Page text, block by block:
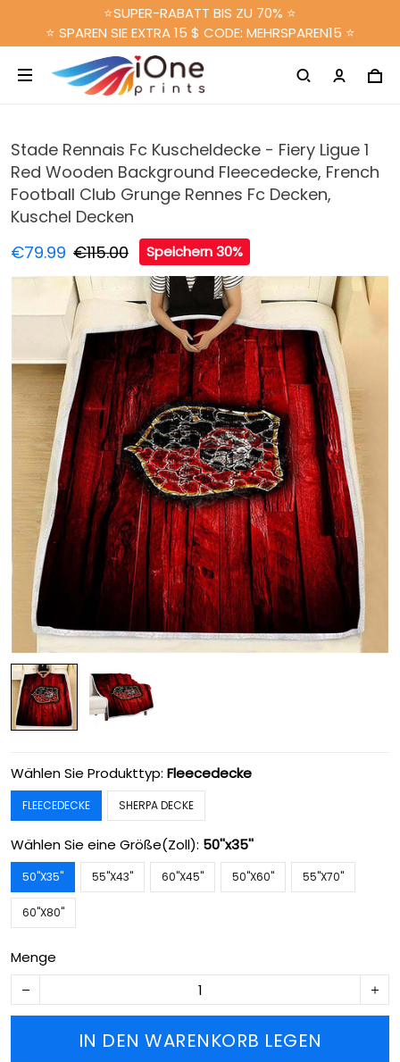
⭐SUPER-RABATT BIS ZU 70% ⭐
⭐ SPAREN SIE EXTRA 15 $ CODE: MEHRSPAREN15 ⭐
Stade Rennais Fc Kuscheldecke - Fiery Ligue 1
Red Wooden Background Fleecedecke, French
Football Club Grunge Rennes Fc Decken,
Kuschel Decken
€79.99 €115.00 Speichern 30%
Wählen Sie Produkttyp: Fleecedecke
FLEECEDECKE SHERPA DECKE
Wählen Sie eine Größe(Zoll): 50''x35''
50''X35'' 55''X43'' 60''X45'' 50''X60'' 55''X70''
60''X80''
Menge
IN DEN WARENKORB LEGEN